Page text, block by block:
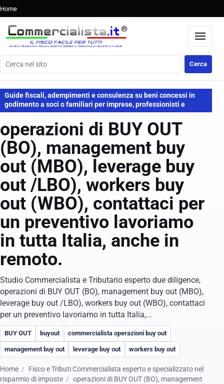
Home
Cerca nel sito Cerca
Guide fiscali, adempimenti e consulenza su beni concessi in
godimento a soci o familiari per imprese, professionisti e
operazioni di BUY OUT
(BO), management buy
out (MBO), leverage buy
out /LBO), workers buy
out (WBO), contattaci per
un preventivo lavoriamo
in tutta Italia, anche in
remoto.
Studio Commercialista e Tributario esperto due diligence,
operazioni di BUY OUT (BO), management buy out (MBO),
leverage buy out /LBO), workers buy out (WBO), contattaci
per un preventivo lavoriamo in tutta Italia,...
BUY OUT buyout commercialista operazioni buy out
management buy out leverage buy out workers buy out
Home
Fisco e Tributi Commercialista esperto e specializzato nel
risparmio di imposte
operazioni di BUY OUT (BO), management